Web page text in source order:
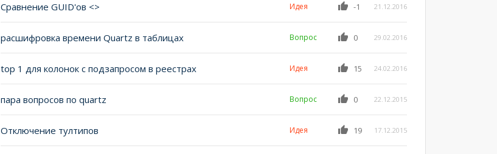
Сравнение GUID'ов <> Идея -1 21.12.2016
расшифровка времени Quartz в таблицах Вопрос 0 29.02.2016
top 1 для колонок с подзапросом в реестрах Идея 15 24.02.2016
пара вопросов по quartz Вопрос 0 22.12.2015
Отключение тултипов Идея 19 17.12.2015